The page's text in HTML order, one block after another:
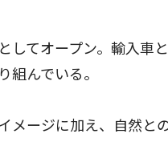
てオープン。輸入車
組んでいる。
ージに加え、自然と